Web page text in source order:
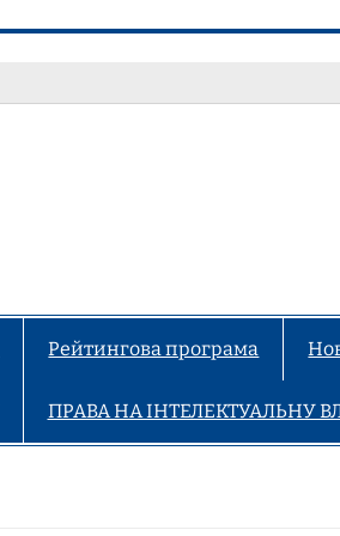
Рейтингова програма
ПРАВА НА ІНТЕЛЕКТУАЛЬНУ